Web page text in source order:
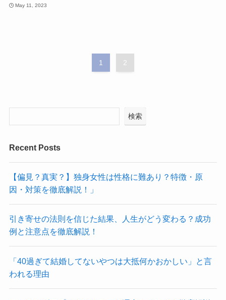
May 11, 2023
1 2
検索
Recent Posts
【偏見？真実？】独身女性は性格に難あり？特徴・原
因・対策を徹底解説！」
引き寄せの法則を信じた結果、人生がどう変わる？成功
例と注意点を徹底解説！
「40過ぎて結婚してないやつは大抵何かおかしい」と言
われる理由